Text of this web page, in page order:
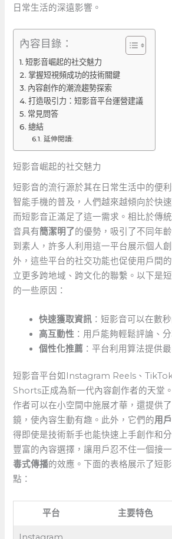
日常生活的深遠影響。
內容目錄：
短影音崛起的社交魅力
掌握短視頻成功的技術關鍵
內容創作的潮流趨勢探索
打造吸引力：短影音平台運營建議
常見問答
總結
延伸閱讀:
短影音崛起的社交魅力
短影音的流行源於其在日常生活中的便
智能手機的普及，人們越來越傾向於快
而短影音正滿足了這一需求。相比於傳
音具有簡潔明了的優勢，吸引了不同年
到素人，許多人利用這一平台展示個人
外，這些平台的社交功能也促使用戶間
立更多跨地域、跨文化的聯繫。以下是
的一些原因：
快速獲取資訊 ：短影音可以在數
高互動性 ：用戶能夠輕鬆評論、
個性化推薦 ：平台利用算法提供
短影音平台如Instagram Reels、
Shorts正成為新一代內容創作者的天堂
作者可以在小空間中施展才華，還提供
鏡，使內容生動有趣。此外，它們的用
得即使是技術新手也能快速上手創作和
豐富的內容選擇，讓用戶忍不住一個接
毒式傳播的效應。下面的表格展示了短
點：
平台 主要特色